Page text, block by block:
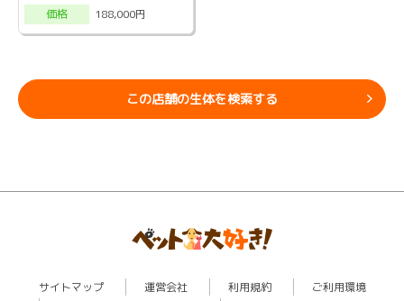
価格
188,000円
この店舗の生体を検索する
サイトマップ 運営会社 利用規約
ご利用環境